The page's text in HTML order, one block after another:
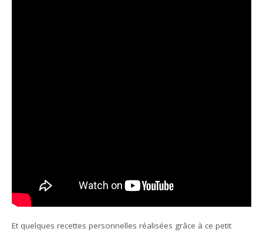
Et quelques recettes personnelles réalisées grâce à ce petit